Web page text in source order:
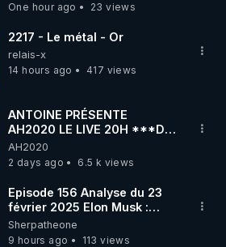
One hour ago
23 views
2217 - Le métal - Or
relais-x
14 hours ago
417 views
ANTOINE PRÉSENTE
AH2020 LE LIVE 20H ***DU
04/08/2026*** 📷LE
GRAND RÉVEIL EST EN
MARCHE 📷
AH2020
2 days ago
6.5 k views
Episode 156 Analyse du 23
février 2025 Elon Musk :
Houston , on a un problème !
Sherpatheone
9 hours ago
113 views